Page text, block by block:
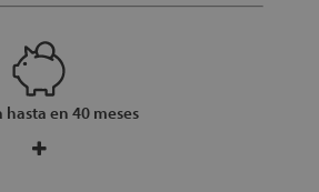
hasta en 40 meses